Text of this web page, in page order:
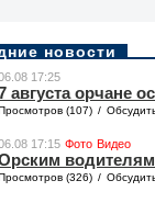
новости
17:25
августа орчане
(107) /
17:15 Фото Видео
(326) /